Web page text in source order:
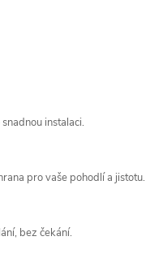
instalaci.
pro vaše pohodlí a jistotu.
bez čekání.